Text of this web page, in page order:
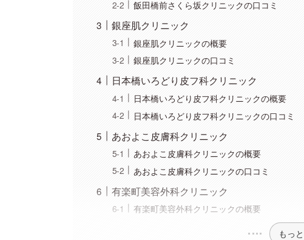
飯田橋前さくら坂クリニックの口コミ
銀座肌クリニック
銀座肌クリニックの概要
銀座肌クリニックの口コミ
日本橋いろどり皮フ科クリニック
日本橋いろどり皮フ科クリニックの概要
日本橋いろどり皮フ科クリニックの口コミ
あおよこ皮膚科クリニック
あおよこ皮膚科クリニックの概要
あおよこ皮膚科クリニックの口コミ
有楽町美容外科クリニック
有楽町美容外科クリニックの概要
もっ